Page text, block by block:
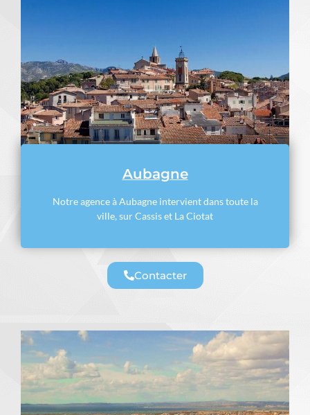
Aubagne
Notre agence à Aubagne intervient dans toute la
ville, sur Cassis et La Ciotat
Contacter